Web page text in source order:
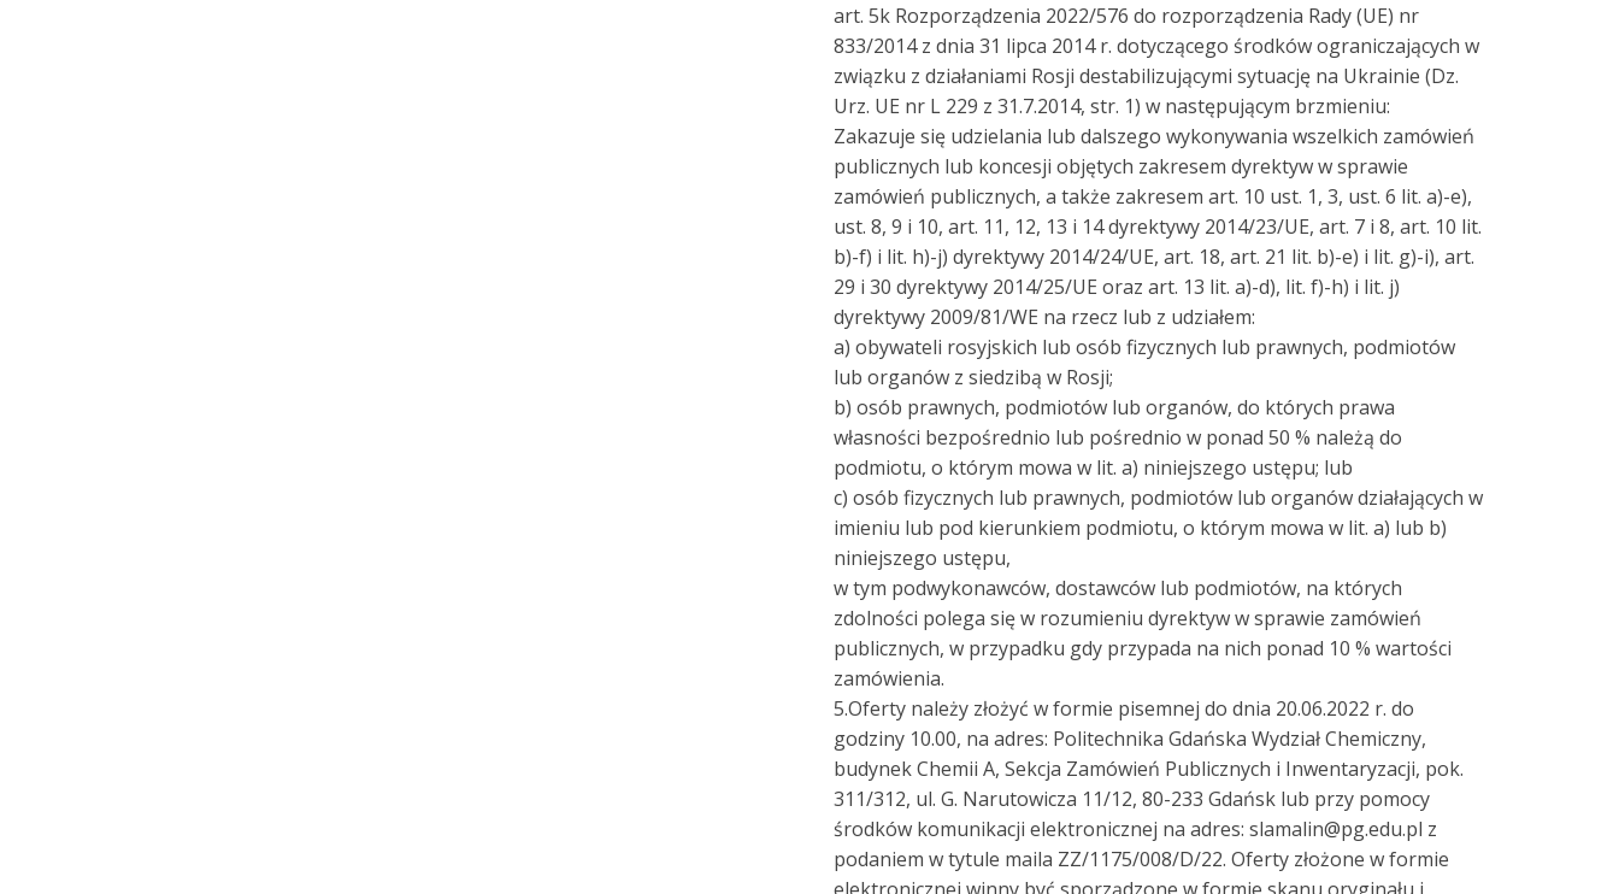
art. 5k Rozporządzenia 2022/576 do rozporządzenia Rady (UE) nr
833/2014 z dnia 31 lipca 2014 r. dotyczącego środków ograniczających w
związku z działaniami Rosji destabilizującymi sytuację na Ukrainie (Dz.
Urz. UE nr L 229 z 31.7.2014, str. 1) w następującym brzmieniu:
Zakazuje się udzielania lub dalszego wykonywania wszelkich zamówień
publicznych lub koncesji objętych zakresem dyrektyw w sprawie
zamówień publicznych, a także zakresem art. 10 ust. 1, 3, ust. 6 lit. a)-e),
ust. 8, 9 i 10, art. 11, 12, 13 i 14 dyrektywy 2014/23/UE, art. 7 i 8, art. 10 lit.
b)-f) i lit. h)-j) dyrektywy 2014/24/UE, art. 18, art. 21 lit. b)-e) i lit. g)-i), art.
29 i 30 dyrektywy 2014/25/UE oraz art. 13 lit. a)-d), lit. f)-h) i lit. j)
dyrektywy 2009/81/WE na rzecz lub z udziałem:
a) obywateli rosyjskich lub osób fizycznych lub prawnych, podmiotów
lub organów z siedzibą w Rosji;
b) osób prawnych, podmiotów lub organów, do których prawa
własności bezpośrednio lub pośrednio w ponad 50 % należą do
podmiotu, o którym mowa w lit. a) niniejszego ustępu; lub
c) osób fizycznych lub prawnych, podmiotów lub organów działających w
imieniu lub pod kierunkiem podmiotu, o którym mowa w lit. a) lub b)
niniejszego ustępu,
w tym podwykonawców, dostawców lub podmiotów, na których
zdolności polega się w rozumieniu dyrektyw w sprawie zamówień
publicznych, w przypadku gdy przypada na nich ponad 10 % wartości
zamówienia.
5.Oferty należy złożyć w formie pisemnej do dnia 20.06.2022 r. do
godziny 10.00, na adres: Politechnika Gdańska Wydział Chemiczny,
budynek Chemii A, Sekcja Zamówień Publicznych i Inwentaryzacji, pok.
311/312, ul. G. Narutowicza 11/12, 80-233 Gdańsk lub przy pomocy
środków komunikacji elektronicznej na adres: slamalin@pg.edu.pl z
podaniem w tytule maila ZZ/1175/008/D/22. Oferty złożone w formie